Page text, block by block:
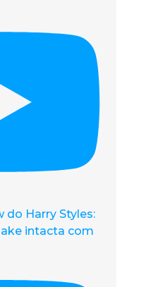
do Harry Styles:
intacta com